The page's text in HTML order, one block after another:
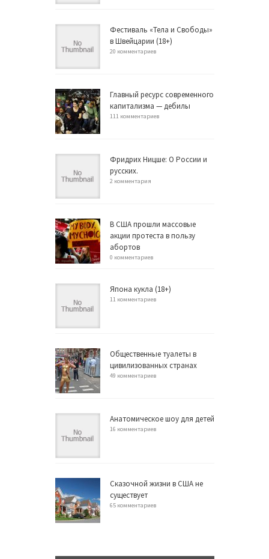
Фестиваль «Тела и Свободы»
в Швейцарии (18+)
20 комментариев
Главный ресурс современного
капитализма — дебилы
111 комментариев
Фридрих Ницше: О России и
русских.
2 комментария
В США прошли массовые
акции протеста в пользу
абортов
0 комментариев
Япона кукла (18+)
11 комментариев
Общественные туалеты в
цивилизованных странах
49 комментариев
Анатомическое шоу для детей
16 комментариев
Сказочной жизни в США не
существует
65 комментариев